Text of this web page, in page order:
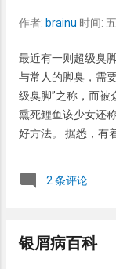
hypnotic drugs,
intense sadness,
depression by
absorption of
block the action of
these drugs may
作者: brainu 时间:
最近有一则超级臭
与常人的脚臭，需
级臭脚”之称，而
熏死鲤鱼该少女还
好方法。 据悉，有
管自己每天洗脚洗
挡。该少女家人称
下鞋子，更非常信
2 条评论
银屑病百科